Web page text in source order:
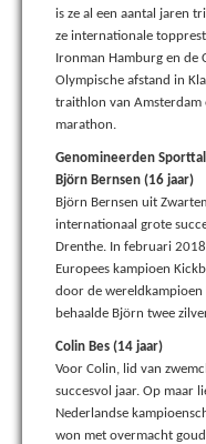
is ze al een aantal jaren
ze internationale
Ironman Hamburg en de
Olympische afstand in
traithlon van Amsterdam
marathon.
Genomineerden
Björn Bernsen (16 jaar)
Björn Bernsen uit
internationaal grote
Drenthe. In februari
Europees kampioen
door de wereldkampioen
behaalde Björn twee
Colin Bes (14 jaar)
Voor Colin, lid van
succesvol jaar. Op maar
Nederlandse
won met overmacht